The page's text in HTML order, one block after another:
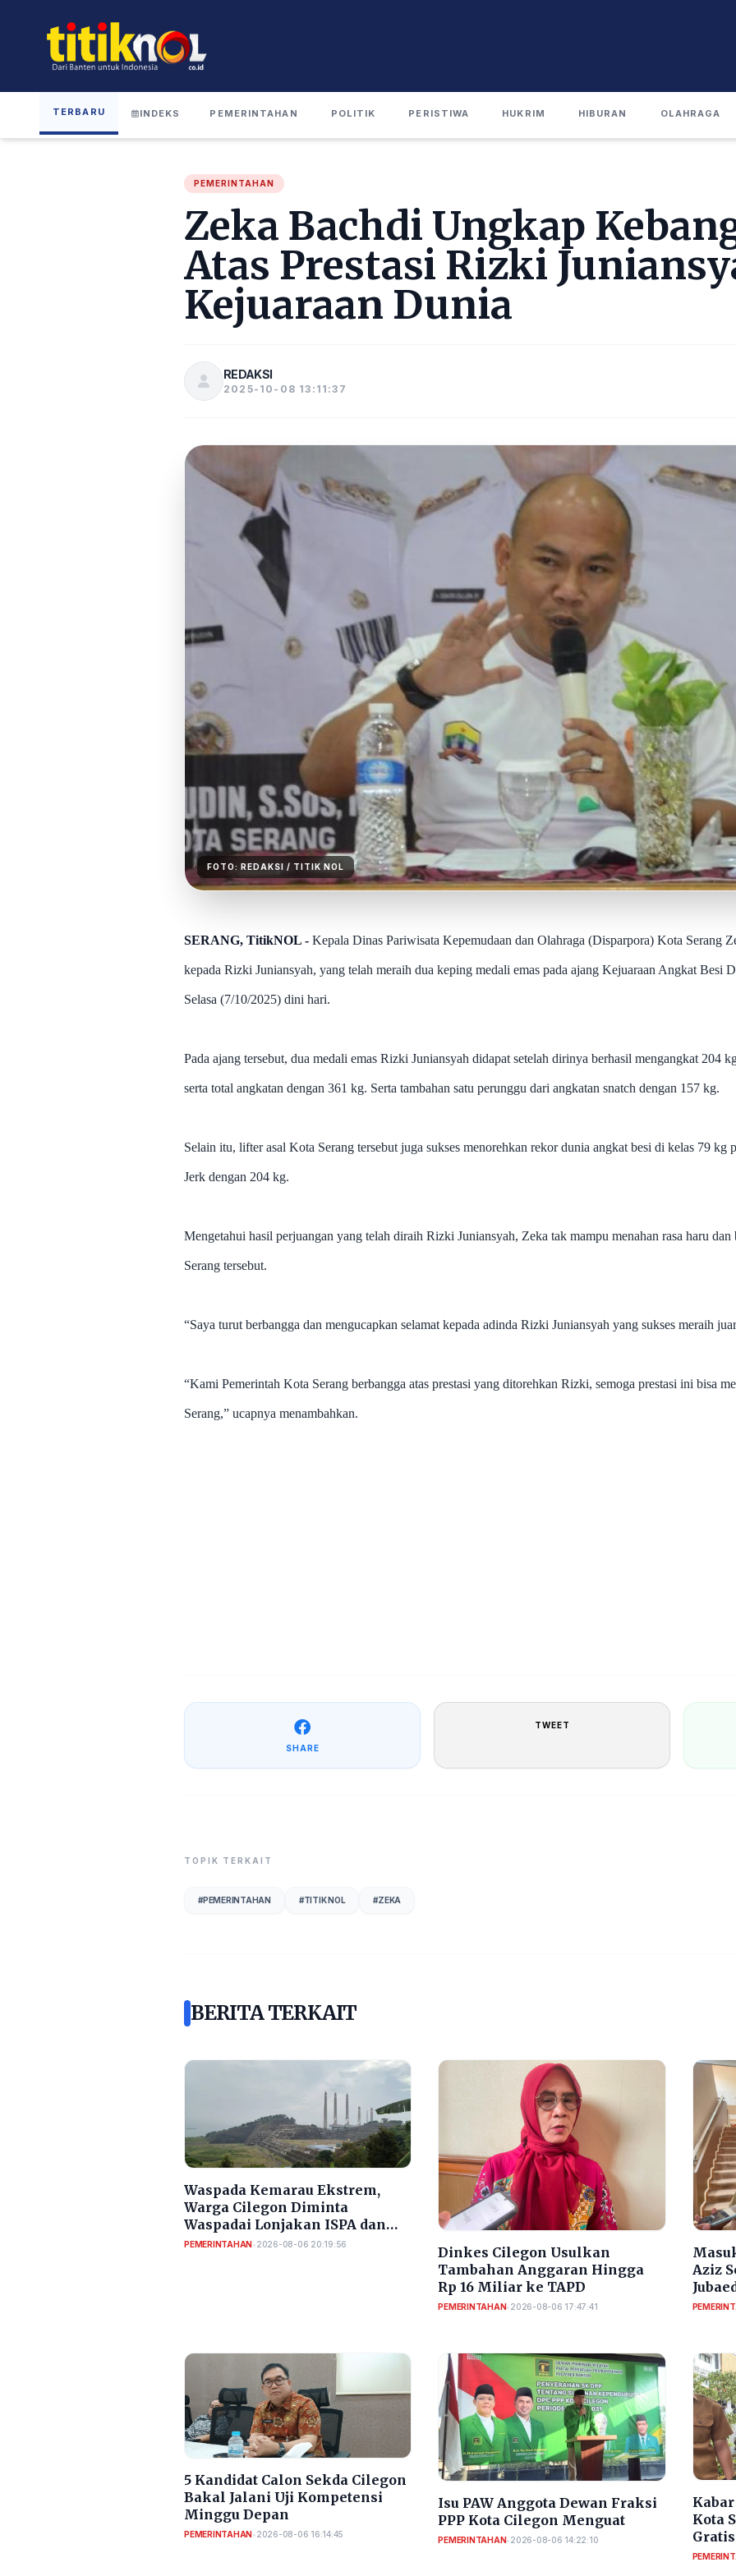
TERBARU INDEKS PEMERINTAHAN POLITIK PERISTIWA HUKRIM HIBURAN OLAHRAGA
PEMERINTAHAN
Zeka Bachdi Ungkap
Atas Prestasi Rizki
Kejuaraan Dunia
REDAKSI
2025-10-08 13:11:37
FOTO: REDAKSI / TITIK NOL
SERANG, TitikNOL - Kepala Dinas Pariwisata Kepemudaan dan Olahraga (Disparpora) Kota Serang
kepada Rizki Juniansyah, yang telah meraih dua keping medali emas pada ajang Kejuaraan Angkat Besi
Selasa (7/10/2025) dini hari.
Pada ajang tersebut, dua medali emas Rizki Juniansyah didapat setelah dirinya berhasil mengangkat 204
serta total angkatan dengan 361 kg. Serta tambahan satu perunggu dari angkatan snatch dengan 157 kg.
Selain itu, lifter asal Kota Serang tersebut juga sukses menorehkan rekor dunia angkat besi di kelas 79 kg
Jerk dengan 204 kg.
Mengetahui hasil perjuangan yang telah diraih Rizki Juniansyah, Zeka tak mampu menahan rasa haru dan
Serang tersebut.
“Saya turut berbangga dan mengucapkan selamat kepada adinda Rizki Juniansyah yang sukses meraih
“Kami Pemerintah Kota Serang berbangga atas prestasi yang ditorehkan Rizki, semoga prestasi ini bisa
Serang,” ucapnya menambahkan.
SHARE
TWEET
TOPIK TERKAIT
#PEMERINTAHAN #TITIK NOL #ZEKA
BERITA TERKAIT
Waspada Kemarau Ekstrem,
Warga Cilegon Diminta
Waspadai Lonjakan ISPA dan
Diare
PEMERINTAHAN•2026-08-06 20:19:56
Dinkes Cilegon Usulkan
Tambahan Anggaran Hingga
Rp 16 Miliar ke TAPD
PEMERINTAHAN•2026-08-06 17:47:41
Aziz
5 Kandidat Calon Sekda Cilegon
Bakal Jalani Uji Kompetensi
Minggu Depan
PEMERINTAHAN•2026-08-06 16:14:45
Isu PAW Anggota Dewan Fraksi
PPP Kota Cilegon Menguat
PEMERINTAHAN•2026-08-06 14:22:10
Kota